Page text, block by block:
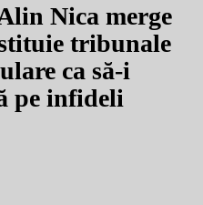
Nica merge
tribunale
ca să-i
pe infideli